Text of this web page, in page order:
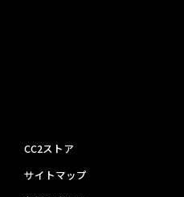
CC2ストア
サイトマップ